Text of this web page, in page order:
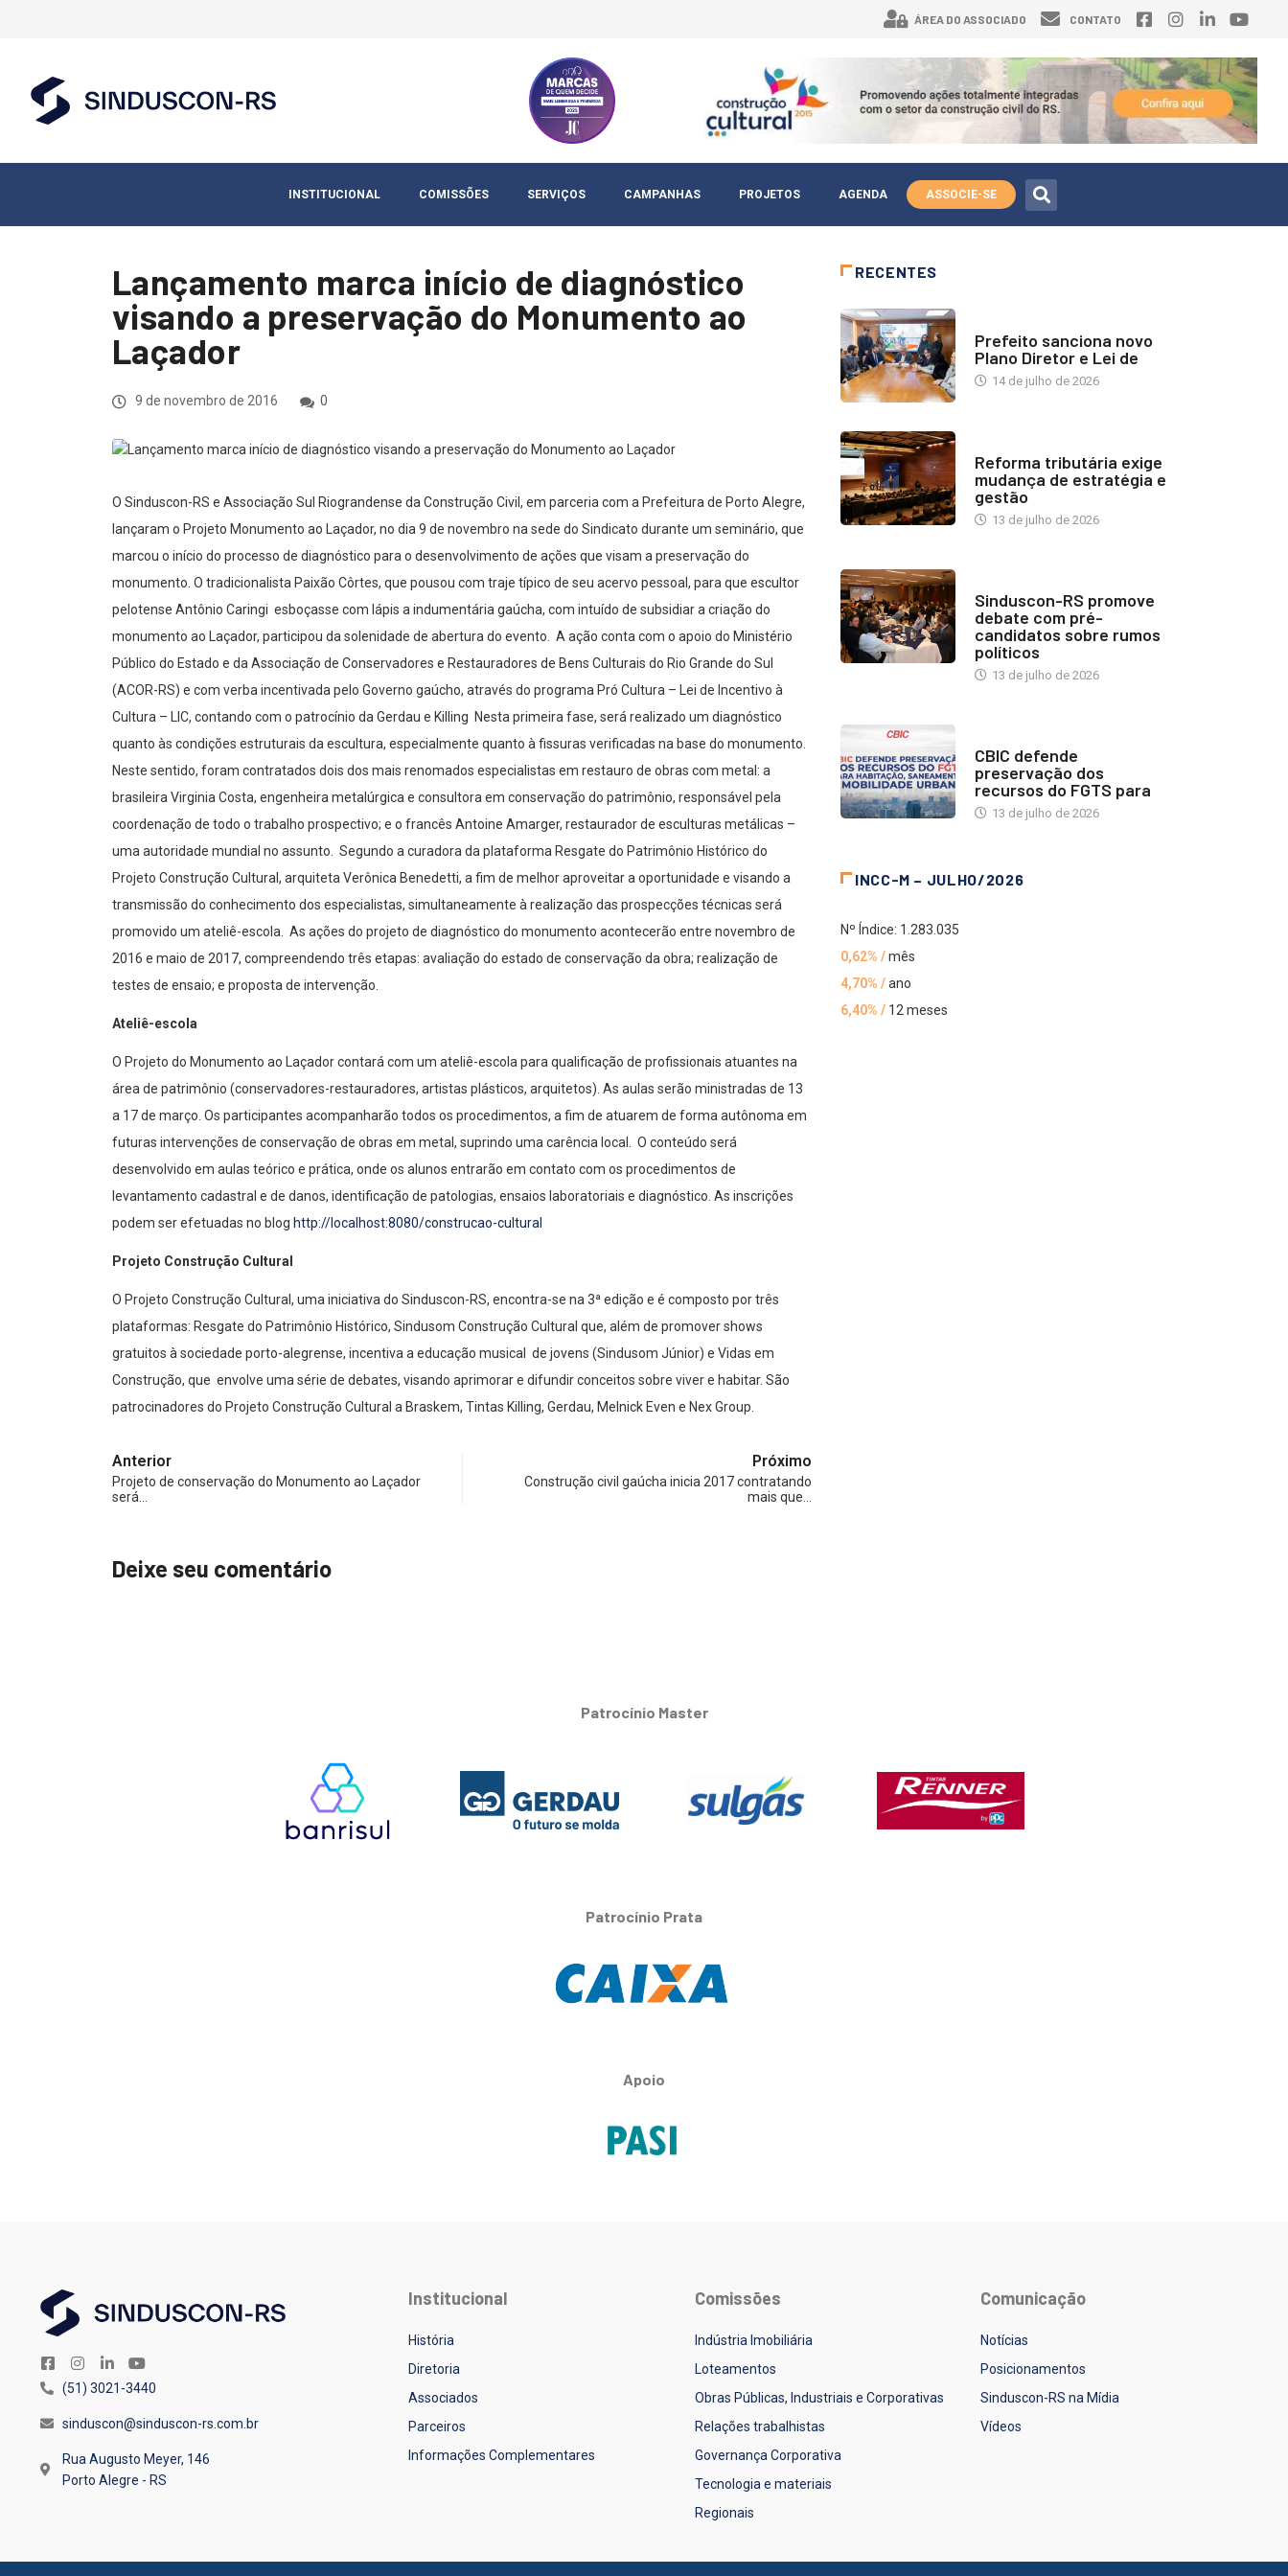
ÁREA DO ASSOCIADO CONTATO
INSTITUCIONAL COMISSÕES SERVIÇOS CAMPANHAS PROJETOS AGENDA ASSOCIE-SE
Lançamento marca início de diagnóstico
visando a preservação do Monumento ao
Laçador
9 de novembro de 2016 0
O Sinduscon-RS e Associação Sul Riograndense da Construção Civil, em parceria com a Prefeitura de Porto Alegre,
lançaram o Projeto Monumento ao Laçador, no dia 9 de novembro na sede do Sindicato durante um seminário, que
marcou o início do processo de diagnóstico para o desenvolvimento de ações que visam a preservação do
monumento. O tradicionalista Paixão Côrtes, que pousou com traje típico de seu acervo pessoal, para que escultor
pelotense Antônio Caringi esboçasse com lápis a indumentária gaúcha, com intuído de subsidiar a criação do
monumento ao Laçador, participou da solenidade de abertura do evento. A ação conta com o apoio do Ministério
Público do Estado e da Associação de Conservadores e Restauradores de Bens Culturais do Rio Grande do Sul
(ACOR-RS) e com verba incentivada pelo Governo gaúcho, através do programa Pró Cultura – Lei de Incentivo à
Cultura – LIC, contando com o patrocínio da Gerdau e Killing Nesta primeira fase, será realizado um diagnóstico
quanto às condições estruturais da escultura, especialmente quanto à fissuras verificadas na base do monumento.
Neste sentido, foram contratados dois dos mais renomados especialistas em restauro de obras com metal: a
brasileira Virginia Costa, engenheira metalúrgica e consultora em conservação do patrimônio, responsável pela
coordenação de todo o trabalho prospectivo; e o francês Antoine Amarger, restaurador de esculturas metálicas –
uma autoridade mundial no assunto. Segundo a curadora da plataforma Resgate do Patrimônio Histórico do
Projeto Construção Cultural, arquiteta Verônica Benedetti, a fim de melhor aproveitar a oportunidade e visando a
transmissão do conhecimento dos especialistas, simultaneamente à realização das prospecções técnicas será
promovido um ateliê-escola. As ações do projeto de diagnóstico do monumento acontecerão entre novembro de
2016 e maio de 2017, compreendendo três etapas: avaliação do estado de conservação da obra; realização de
testes de ensaio; e proposta de intervenção.
Ateliê-escola
O Projeto do Monumento ao Laçador contará com um ateliê-escola para qualificação de profissionais atuantes na
área de patrimônio (conservadores-restauradores, artistas plásticos, arquitetos). As aulas serão ministradas de 13
a 17 de março. Os participantes acompanharão todos os procedimentos, a fim de atuarem de forma autônoma em
futuras intervenções de conservação de obras em metal, suprindo uma carência local. O conteúdo será
desenvolvido em aulas teórico e prática, onde os alunos entrarão em contato com os procedimentos de
levantamento cadastral e de danos, identificação de patologias, ensaios laboratoriais e diagnóstico. As inscrições
podem ser efetuadas no blog http://localhost:8080/construcao-cultural
Projeto Construção Cultural
O Projeto Construção Cultural, uma iniciativa do Sinduscon-RS, encontra-se na 3ª edição e é composto por três
plataformas: Resgate do Patrimônio Histórico, Sindusom Construção Cultural que, além de promover shows
gratuitos à sociedade porto-alegrense, incentiva a educação musical de jovens (Sindusom Júnior) e Vidas em
Construção, que envolve uma série de debates, visando aprimorar e difundir conceitos sobre viver e habitar. São
patrocinadores do Projeto Construção Cultural a Braskem, Tintas Killing, Gerdau, Melnick Even e Nex Group.
Anterior
Projeto de conservação do Monumento ao Laçador
será…
Próximo
Construção civil gaúcha inicia 2017 contratando
mais que…
Deixe seu comentário
RECENTES
Prefeito sanciona novo
Plano Diretor e Lei de
14 de julho de 2026
Reforma tributária exige
mudança de estratégia e
gestão
13 de julho de 2026
Sinduscon-RS promove
debate com pré-
candidatos sobre rumos
políticos
13 de julho de 2026
CBIC defende
preservação dos
recursos do FGTS para
13 de julho de 2026
INCC-M – JULHO/2026
Nº Índice: 1.283.035
0,62% /mês
4,70% /ano
6,40% / 12 meses
Patrocínio Master
Patrocínio Prata
Apoio
(51) 3021-3440
sinduscon@sinduscon-rs.com.br
Rua Augusto Meyer, 146
Porto Alegre - RS
Institucional
História
Diretoria
Associados
Parceiros
Informações Complementares
Comissões
Indústria Imobiliária
Loteamentos
Obras Públicas, Industriais e Corporativas
Relações trabalhistas
Governança Corporativa
Tecnologia e materiais
Regionais
Comunicação
Notícias
Posicionamentos
Sinduscon-RS na Mídia
Vídeos